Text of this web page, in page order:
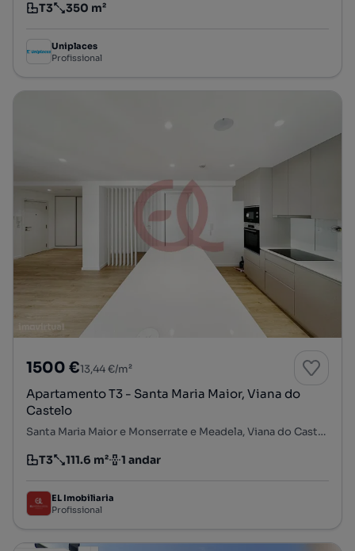
Tipologia
T3
Preço por metro quadrado
350 m²
Uniplaces
Profissional
1500 €13,44 €/m²
Apartamento T3 - Santa Maria Maior, Viana do
Castelo
Santa Maria Maior e Monserrate e Meadela, Viana do Castelo, Viana do Castelo
Tipologia
T3
Preço por metro quadrado
111.6 m²
Andar 1 andar
EL Imobiliaria
Profissional